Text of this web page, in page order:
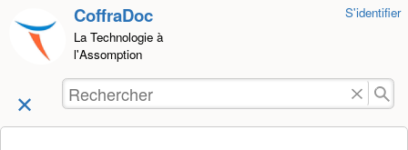
Aller au
contenu
CoffraDoc
La Technologie à
l'Assomption
S'identifier
Rechercher